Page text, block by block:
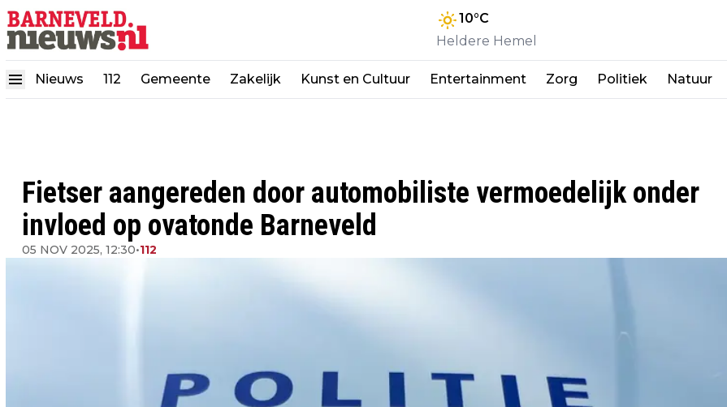
10°C
Heldere Hemel
Nieuws 112 Gemeente Zakelijk Kunst en Cultuur Entertainment Zorg Politiek Natuur
Fietser aangereden door automobiliste vermoedelijk onder
invloed op ovatonde Barneveld
05 NOV 2025, 12:30•112